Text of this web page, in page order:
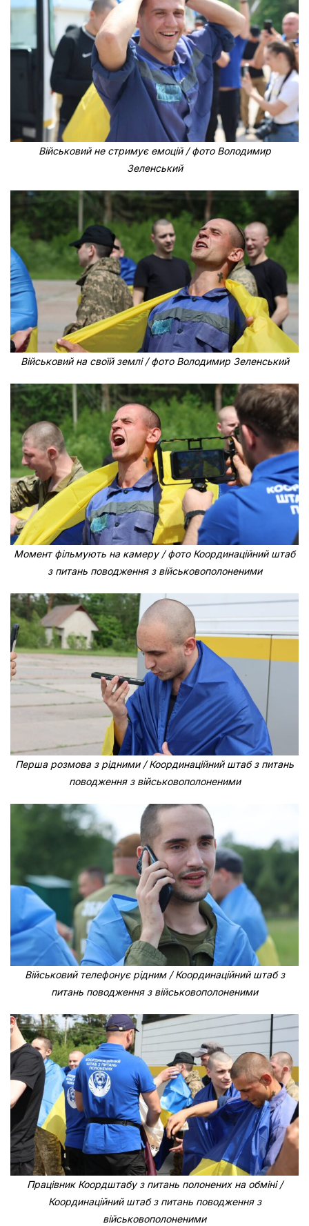
Військовий не стримує емоцій / фото Володимир
Зеленський
Військовий на своїй землі / фото Володимир Зеленський
Момент фільмують на камеру / фото Координаційний штаб
з питань поводження з військовополоненими
Перша розмова з рідними / Координаційний штаб з питань
поводження з військовополоненими
Військовий телефонує рідним / Координаційний штаб з
питань поводження з військовополоненими
Працівник Коордштабу з питань полонених на обміні /
Координаційний штаб з питань поводження з
військовополоненими